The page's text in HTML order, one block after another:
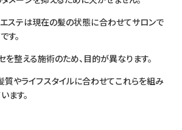
ステは現在の髪の状態に合わせてサロンで
す。
を整える施術のため、目的が異なります。
質やライフスタイルに合わせてこれらを組み
ます。